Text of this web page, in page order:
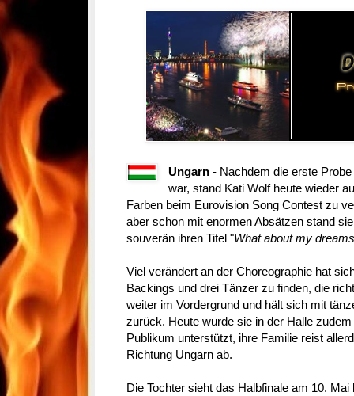
Ungarn - Nachdem die erste
war, stand Kati Wolf heute wieder
Farben beim Eurovision Song Contest zu
aber schon mit enormen Absätzen stand
souverän ihren Titel "What about my
Viel verändert an der Choreographie hat
Backings und drei Tänzer zu finden, die
weiter im Vordergrund und hält sich mit
zurück. Heute wurde sie in der Halle
Publikum unterstützt, ihre Familie reist
Richtung Ungarn ab.
Die Tochter sieht das Halbfinale am 10.